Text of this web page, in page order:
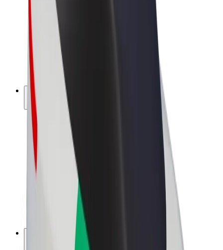
„Bolt Food“
„Bolt Drive“
„Bolt for Business“
El. dviračiai
„Bolt Plus“
Užsidirbkite su „Bolt“
Vairuotojai
Vairuotojo pajamos
Kurjerio pajamos
„Bolt Food“ restoranai ir parduotuvės
Automobilių nuomos parkai